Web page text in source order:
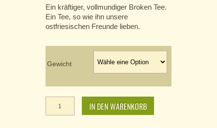
Ein kräftiger, vollmundiger Broken Tee.
Ein Tee, so wie ihn unsere
ostfriesischen Freunde lieben.
Gewicht
Assam
G.B.O.P.
IN DEN WARENKORB